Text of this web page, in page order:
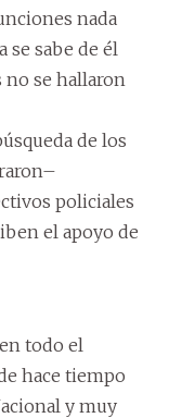
nada
se sabe de él
no se hallaron
de los
policiales
el apoyo de
todo el
hace tiempo
y muy